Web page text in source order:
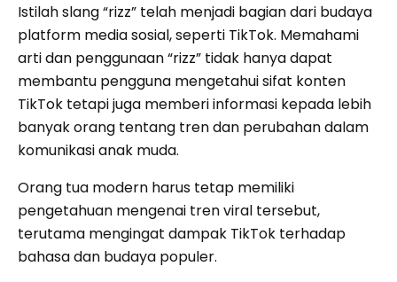
Istilah slang “rizz” telah menjadi bagian dari budaya
platform media sosial, seperti TikTok. Memahami
arti dan penggunaan “rizz” tidak hanya dapat
membantu pengguna mengetahui sifat konten
TikTok tetapi juga memberi informasi kepada lebih
banyak orang tentang tren dan perubahan dalam
komunikasi anak muda.
Orang tua modern harus tetap memiliki
pengetahuan mengenai tren viral tersebut,
terutama mengingat dampak TikTok terhadap
bahasa dan budaya populer.